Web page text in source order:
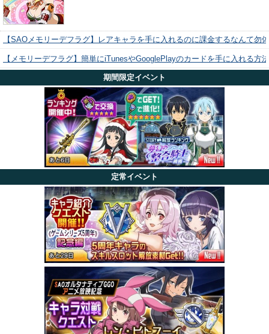
【SAOメモリーデフラグ】レアキャラを手に入れるのに課金するなんて勿
【メモリーデフラグ】簡単にiTunesやGooglePlayのカードを手に入れる方
期間限定イベント
定常イベント